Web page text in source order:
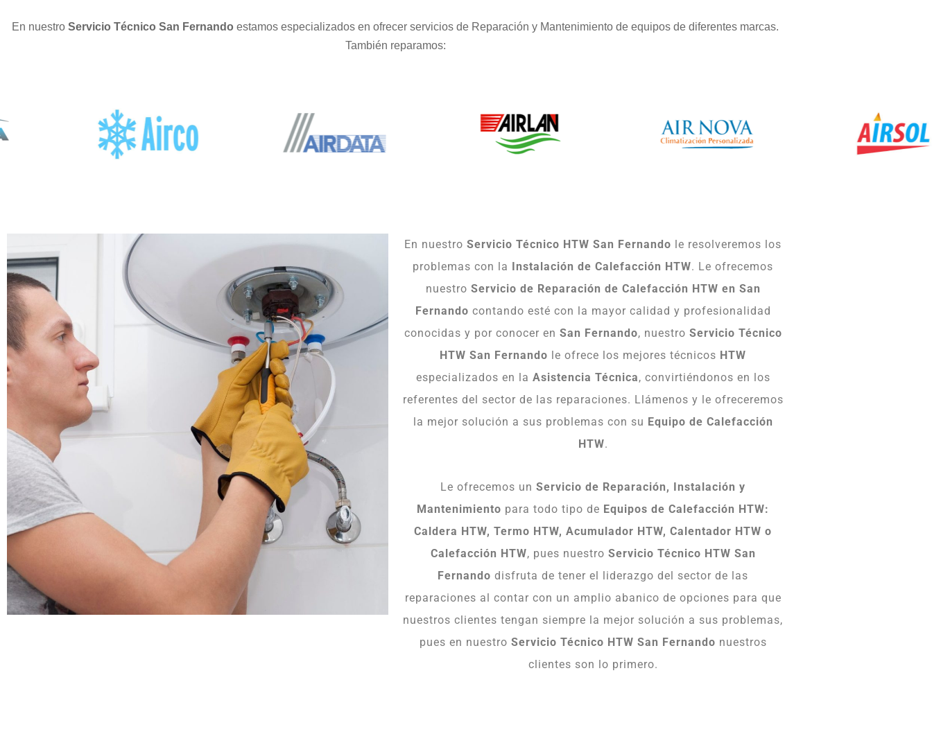
En nuestro Servicio Técnico San Fernando estamos especializados en ofrecer servicios de Reparación y Mantenimiento de equipos de diferentes marcas.
También reparamos:
En nuestro Servicio Técnico HTW San Fernando le resolveremos los
problemas con la Instalación de Calefacción HTW. Le ofrecemos
nuestro Servicio de Reparación de Calefacción HTW en San
Fernando contando esté con la mayor calidad y profesionalidad
conocidas y por conocer en San Fernando, nuestro Servicio Técnico
HTW San Fernando le ofrece los mejores técnicos HTW
especializados en la Asistencia Técnica, convirtiéndonos en los
referentes del sector de las reparaciones. Llámenos y le ofreceremos
la mejor solución a sus problemas con su Equipo de Calefacción
HTW.
Le ofrecemos un Servicio de Reparación, Instalación y
Mantenimiento para todo tipo de Equipos de Calefacción HTW:
Caldera HTW, Termo HTW, Acumulador HTW, Calentador HTW o
Calefacción HTW, pues nuestro Servicio Técnico HTW San
Fernando disfruta de tener el liderazgo del sector de las
reparaciones al contar con un amplio abanico de opciones para que
nuestros clientes tengan siempre la mejor solución a sus problemas,
pues en nuestro Servicio Técnico HTW San Fernando nuestros
clientes son lo primero.